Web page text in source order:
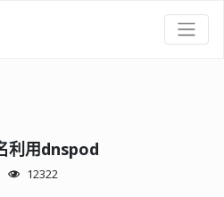
利用dnspod
12322